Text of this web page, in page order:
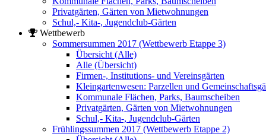
Privatgärten, Gärten von Mietwohnungen
Schul,- Kita-, Jugendclub-Gärten
Wettbewerb
Sommersummen 2017 (Wettbewerb Etappe 3)
Übersicht (Alle)
Alle (Übersicht)
Firmen-, Institutions- und Vereinsgärten
Kleingartenwesen: Parzellen und
Kommunale Flächen, Parks, Baumscheiben
Privatgärten, Gärten von Mietwohnungen
Schul,- Kita-, Jugendclub-Gärten
Frühlingssummen 2017 (Wettbewerb Etappe 2)